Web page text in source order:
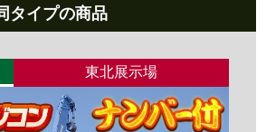
タイプの商品
東北展示場